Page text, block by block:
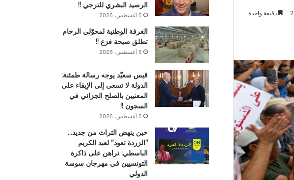
دقيقة واحدة
الرصيد البشري للترجي !!
6 أغسطس، 2026
الغرفة الوطنية لمحوّلي الرخام
تطلق صيحة فزع !!
6 أغسطس، 2026
قيس سعيّد يوجه رسالة طمئنة:
الدولة لا تسعى إلى الإبقاء على
المعنيين بالصلح الجزائي في
السجون !!
6 أغسطس، 2026
حين ينهض التراث من جديد…
“الزردة تعود” لعبد الكريم
الباسطي: تراهن على ذاكرة
التونسيين في مهرجان سوسة
الدولي